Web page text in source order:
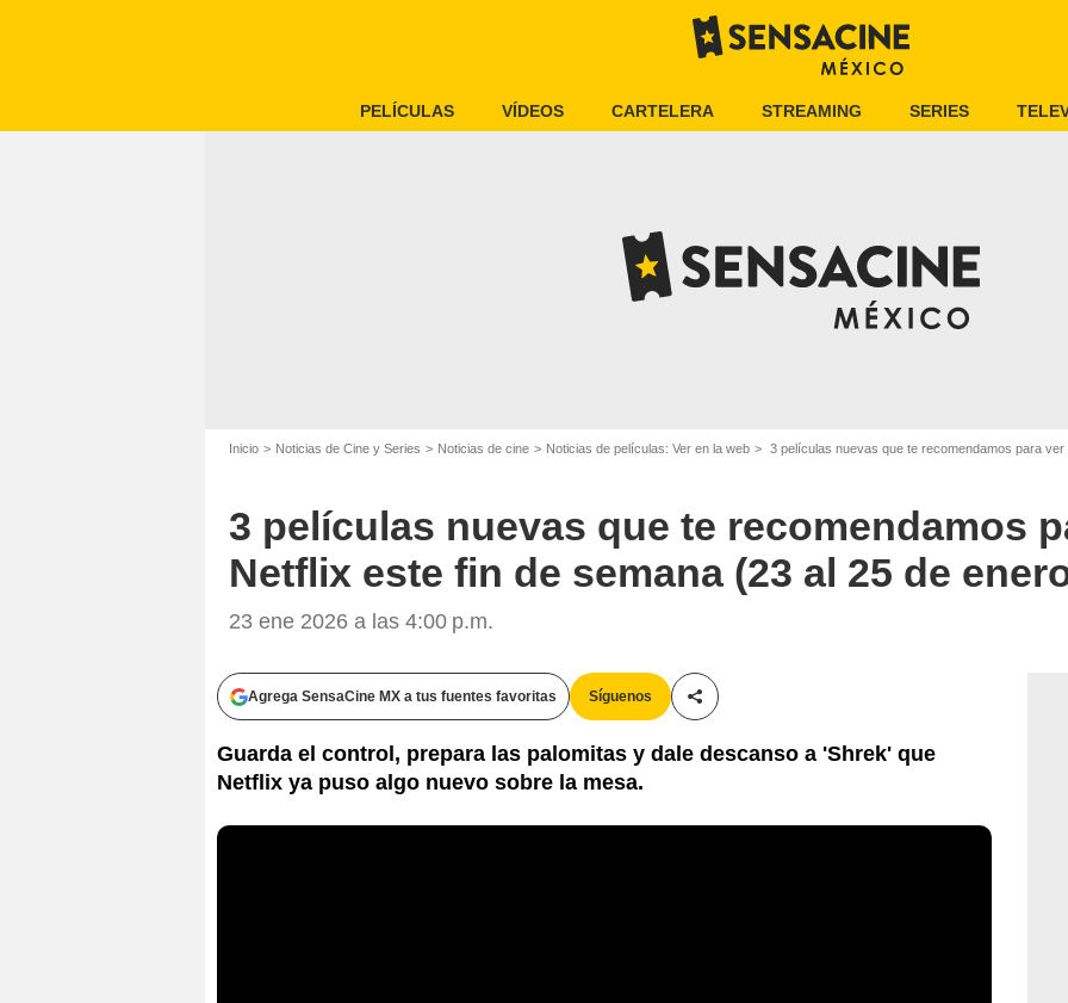
PELÍCULAS VÍDEOS CARTELERA STREAMING SERIES
Inicio Noticias de Cine y Series Noticias de cine Noticias de películas: Ver en la web 3 películas nuevas que te recomendamos para ver en
3 películas nuevas que te recomendamos
Netflix este fin de semana (23 al 25 de
23 ene 2026 a las 4:00 p.m.
Agrega SensaCine MX a tus fuentes favoritas Síguenos
Compartir esta noticia
Guarda el control, prepara las palomitas y dale descanso a 'Shrek' que
Netflix ya puso algo nuevo sobre la mesa.